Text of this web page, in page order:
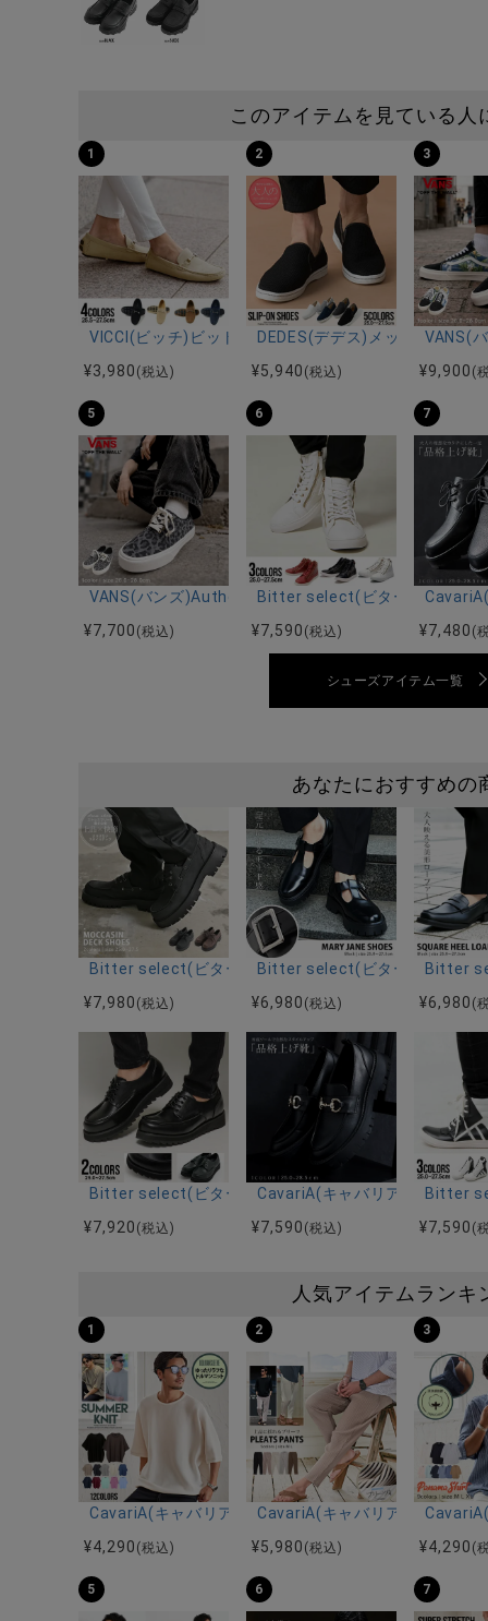
このアイテムを見ている人
1
VICCI(ビッチ)ビット付きドライビングシューズ/全4色
¥3,980 (税込)
2
DEDES(デデス)メッシュ風カ
¥5,940 (税込)
3
VANS(
¥9,900 (
5
VANS(バンズ)Authentic LEOPARD BLACK/PEWTER/
¥7,700 (税込)
6
Bitter select(ビターセレクト)
¥7,590 (税込)
7
¥7,480 (
シューズアイテム一覧
あなたにおすすめの
Bitter select(ビターセレクト)モカシンデッキシュー
¥7,980 (税込)
Bitter select(ビターセレクト)
¥6,980 (税込)
Bitter
¥6,980 (
Bitter select(ビターセレクト)Uチップシューズ/全2色
¥7,920 (税込)
CavariA(キャバリア)ゴールド
¥7,590 (税込)
Bitter
¥7,590 (
人気アイテムランキ
1
CavariA(キャバリア)12Gミラノリブクルーネックド
¥4,290 (税込)
2
CavariA(キャバリア)プリーツ
¥5,980 (税込)
3
¥4,290 (
5 6 7